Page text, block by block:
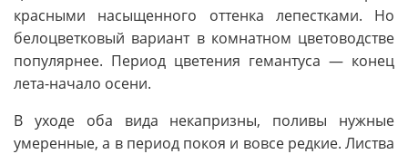
красными насыщенного оттенка лепестками. Но
белоцветковый вариант в комнатном цветоводстве
популярнее. Период цветения гемантуса — конец
лета-начало осени.
В уходе оба вида некапризны, поливы нужные
умеренные, а в период покоя и вовсе редкие. Листва